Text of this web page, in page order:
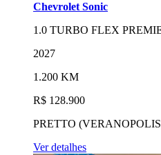
Chevrolet Sonic
1.0 TURBO FLEX
2027
1.200 KM
R$ 128.900
PRETTO
Ver detalhes